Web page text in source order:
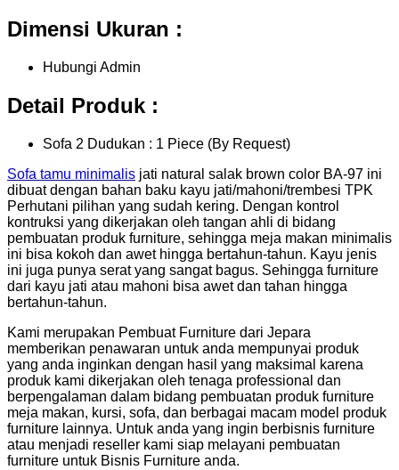
Dimensi Ukuran :
Hubungi Admin
Detail Produk :
Sofa 2 Dudukan : 1 Piece (By Request)
Sofa tamu minimalis jati natural salak brown color BA-97 ini
dibuat dengan bahan baku kayu jati/mahoni/trembesi TPK
Perhutani pilihan yang sudah kering. Dengan kontrol
kontruksi yang dikerjakan oleh tangan ahli di bidang
pembuatan produk furniture, sehingga meja makan minimalis
ini bisa kokoh dan awet hingga bertahun-tahun. Kayu jenis
ini juga punya serat yang sangat bagus. Sehingga furniture
dari kayu jati atau mahoni bisa awet dan tahan hingga
bertahun-tahun.
Kami merupakan Pembuat Furniture dari Jepara
memberikan penawaran untuk anda mempunyai produk
yang anda inginkan dengan hasil yang maksimal karena
produk kami dikerjakan oleh tenaga professional dan
berpengalaman dalam bidang pembuatan produk furniture
meja makan, kursi, sofa, dan berbagai macam model produk
furniture lainnya. Untuk anda yang ingin berbisnis furniture
atau menjadi reseller kami siap melayani pembuatan
furniture untuk Bisnis Furniture anda.